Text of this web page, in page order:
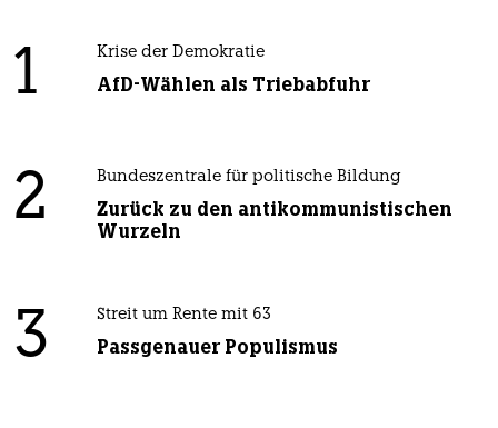
1 Krise der Demokratie
AfD-Wählen als Triebabfuhr
2 Bundeszentrale für politische Bildung
Zurück zu den antikommunistischen
Wurzeln
3 Streit um Rente mit 63
Passgenauer Populismus